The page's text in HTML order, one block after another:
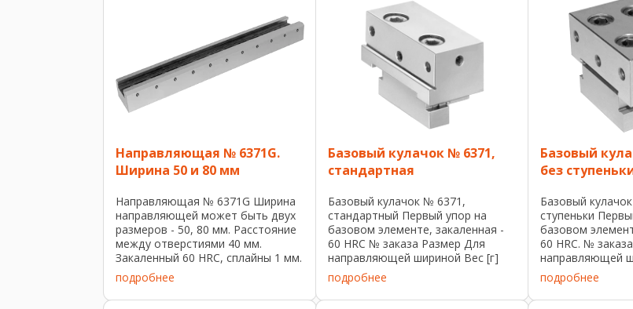
Направляющая № 6371G.
Ширина 50 и 80 мм
Направляющая № 6371G Ширина
направляющей может быть двух
размеров - 50, 80 мм. Расстояние
между отверстиями 40 мм.
Закаленный 60 HRC, сплайны 1 мм.
Подходит для всех систем подачи
AMF: шаг 40 мм, M12, ø16 F7. №
заказа Размер Длина [мм] Усилие
подробнее
Базовый кулачок № 6371,
стандартная
Базовый кулачок № 6371,
стандартный Первый упор на
базовом элементе, закаленная -
60 HRC № заказа Размер Для
направляющей шириной Вес [г]
265793 4101-50 50 226 266809
4111-80 80 ...
подробнее
Базовый
без
Базовый
ступеньки
базовом
60 HRC. №
направляющей
304931 50105-50
80107-80 80 ...
подробнее